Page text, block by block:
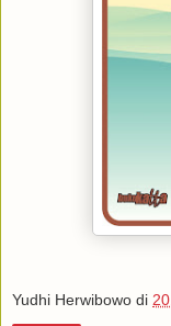
Yudhi Herwibowo di